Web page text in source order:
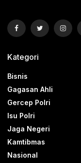
Kategori
Bisnis
Gagasan Ahli
Gercep Polri
Isu Polri
Jaga Negeri
Kamtibmas
Nasional